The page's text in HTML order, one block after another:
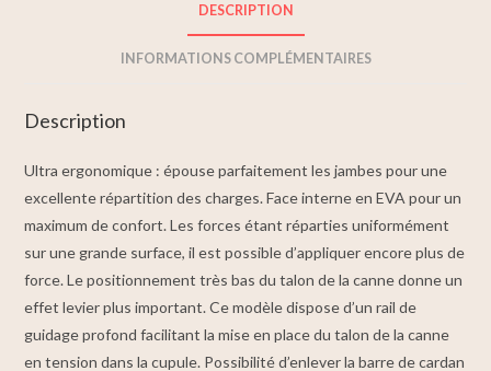
DESCRIPTION
INFORMATIONS COMPLÉMENTAIRES
Description
Ultra ergonomique : épouse parfaitement les jambes pour une
excellente répartition des charges. Face interne en EVA pour un
maximum de confort. Les forces étant réparties uniformément
sur une grande surface, il est possible d’appliquer encore plus de
force. Le positionnement très bas du talon de la canne donne un
effet levier plus important. Ce modèle dispose d’un rail de
guidage profond facilitant la mise en place du talon de la canne
en tension dans la cupule. Possibilité d’enlever la barre de cardan